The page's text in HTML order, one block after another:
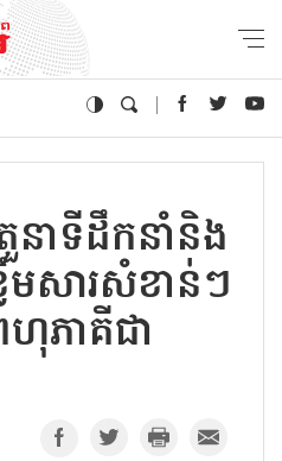
នាទីដឹកនាំនិង
មសារសំខាន់ៗ
ហុភាគីជា